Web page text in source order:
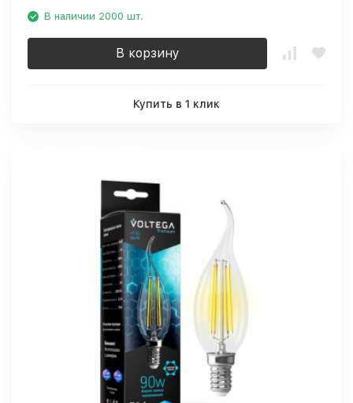
В наличии 2000 шт.
В корзину
Купить в 1 клик